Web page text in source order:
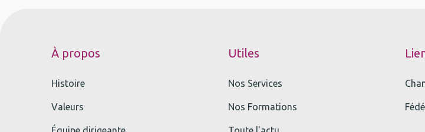
À propos
Histoire
Valeurs
Utiles
Nos Services
Nos Formations